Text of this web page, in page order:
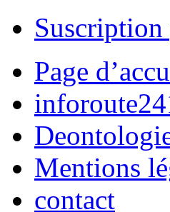
Suscription
Page
Mentions
contact